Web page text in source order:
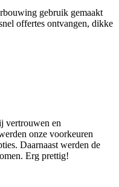
gebruik gemaakt
offertes ontvangen, dikke
vertrouwen en
onze voorkeuren
Daarnaast werden de
Erg prettig!